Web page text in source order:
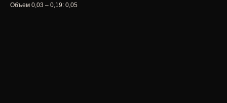
Объем 0,03 – 0,19: 0,05